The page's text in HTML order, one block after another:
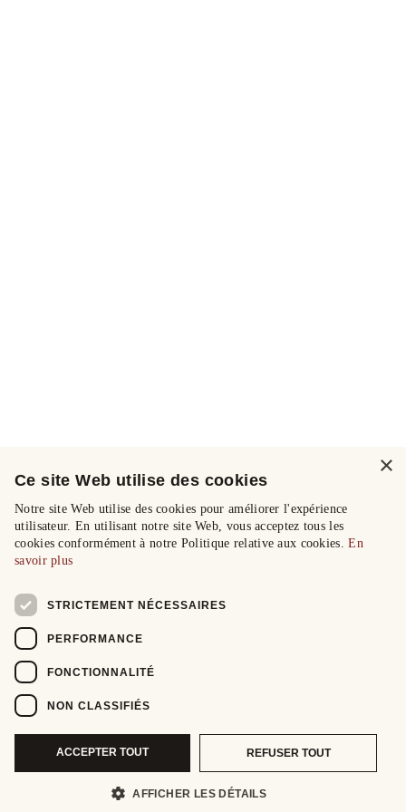
×
Ce site Web utilise des cookies
Notre site Web utilise des cookies pour améliorer l'expérience
utilisateur. En utilisant notre site Web, vous acceptez tous les
cookies conformément à notre Politique relative aux cookies.En
savoir plus
STRICTEMENT NÉCESSAIRES
PERFORMANCE
FONCTIONNALITÉ
NON CLASSIFIÉS
ACCEPTER TOUT REFUSER TOUT
AFFICHER LES DÉTAILS